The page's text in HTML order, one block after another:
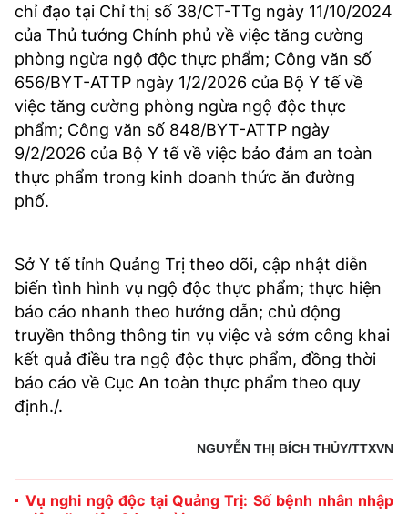
chỉ đạo tại Chỉ thị số 38/CT-TTg ngày 11/10/2024
của Thủ tướng Chính phủ về việc tăng cường
phòng ngừa ngộ độc thực phẩm; Công văn số
656/BYT-ATTP ngày 1/2/2026 của Bộ Y tế về
việc tăng cường phòng ngừa ngộ độc thực
phẩm; Công văn số 848/BYT-ATTP ngày
9/2/2026 của Bộ Y tế về việc bảo đảm an toàn
thực phẩm trong kinh doanh thức ăn đường
phố.
Sở Y tế tỉnh Quảng Trị theo dõi, cập nhật diễn
biến tình hình vụ ngộ độc thực phẩm; thực hiện
báo cáo nhanh theo hướng dẫn; chủ động
truyền thông thông tin vụ việc và sớm công khai
kết quả điều tra ngộ độc thực phẩm, đồng thời
báo cáo về Cục An toàn thực phẩm theo quy
định./.
NGUYỄN THỊ BÍCH THỦY/TTXVN
Vụ nghi ngộ độc tại Quảng Trị: Số bệnh nhân nhập